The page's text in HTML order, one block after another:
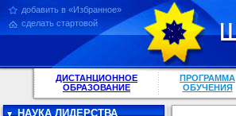
добавить в «Избранное»
сделать стартовой
ДИСТАНЦИОННОЕ
ОБРАЗОВАНИЕ
ПРОГРАММА
ОБУЧЕНИЯ
НАУКА ЛИДЕРСТВА